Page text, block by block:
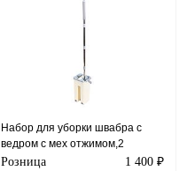
Набор для уборки швабра с
ведром с мех отжимом,2
насадки микроф
Розница 1 400 ₽